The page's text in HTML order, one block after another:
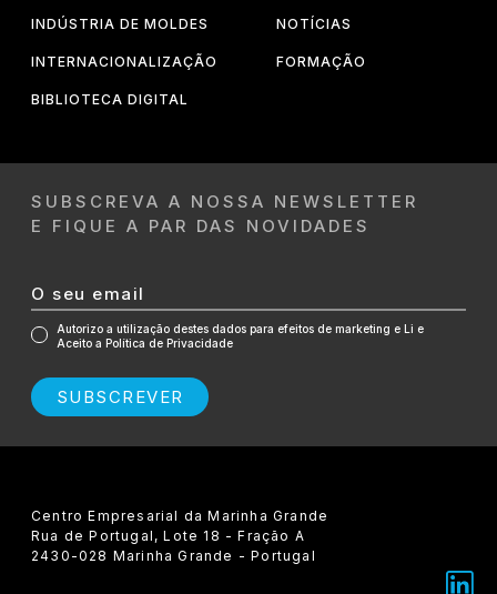
INDÚSTRIA DE MOLDES NOTÍCIAS
INTERNACIONALIZAÇÃO FORMAÇÃO
BIBLIOTECA DIGITAL
SUBSCREVA A NOSSA NEWSLETTER
E FIQUE A PAR DAS NOVIDADES
Autorizo a utilização destes dados para efeitos de marketing e Li e
Aceito a Política de Privacidade
SUBSCREVER
Centro Empresarial da Marinha Grande
Rua de Portugal, Lote 18 - Fração A
2430-028 Marinha Grande - Portugal